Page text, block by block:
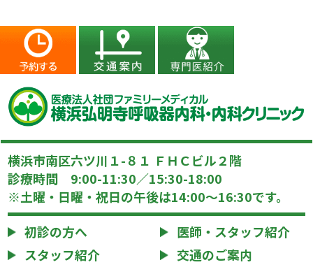
横浜市南区六ツ川１-８１ ＦＨＣビル２階
診療時間 9:00-11:30／15:30-18:00
※土曜・日曜・祝日の午後は14:00～16:30です。
初診の方へ
医師・スタッフ紹介
スタッフ紹介
交通のご案内